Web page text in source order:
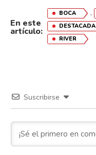
En este
artículo:
BOCA ,
DESTACADA
RIVER
Suscribirse